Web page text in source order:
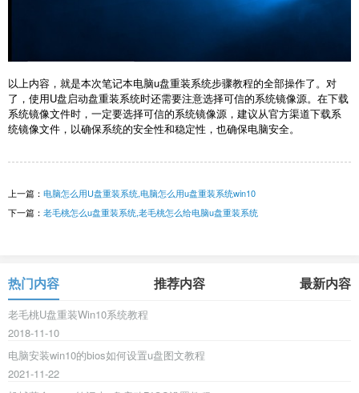
以上内容，就是本次笔记本电脑u盘重装系统步骤教程的全部操作了。对
了，使用U盘启动盘重装系统时还需要注意选择可信的系统镜像源。在下载
系统镜像文件时，一定要选择可信的系统镜像源，建议从官方渠道下载系
统镜像文件，以确保系统的安全性和稳定性，也确保电脑安全。
上一篇： 电脑怎么用U盘重装系统,电脑怎么用u盘重装系统win10
下一篇： 老毛桃怎么u盘重装系统,老毛桃怎么给电脑u盘重装系统
热门内容 推荐内容 最新内容
老毛桃U盘重装Win10系统教程
2018-11-10
电脑安装win10的bios如何设置u盘图文教程
2021-11-22